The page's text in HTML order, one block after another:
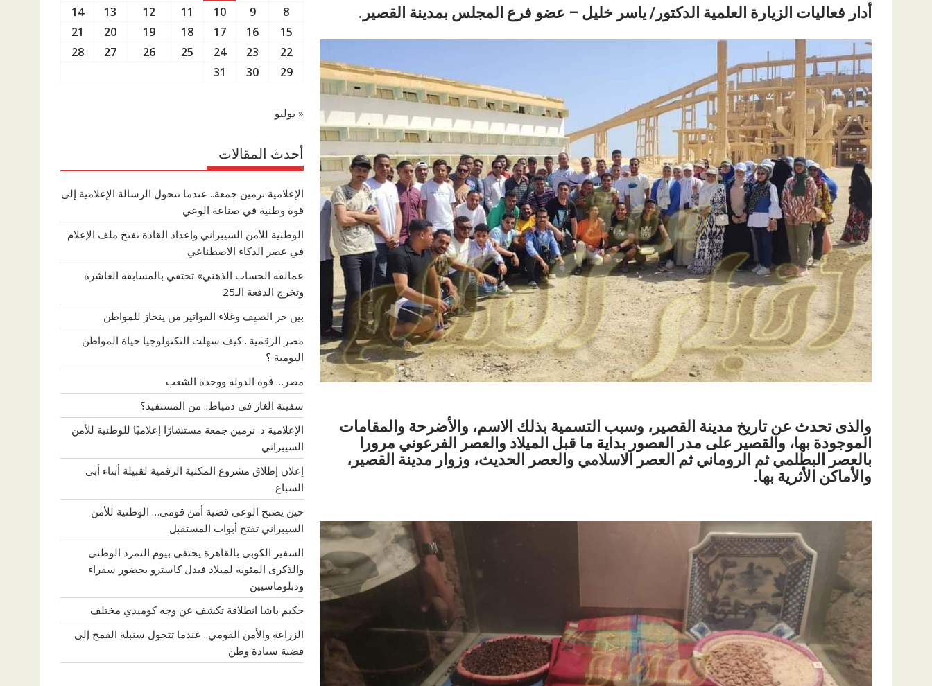
أدار فعاليات الزيارة العلمية الدكتور/ ياسر خليل – عضو فرع المجلس بمدينة القصير.
والذى تحدث عن تاريخ مدينة القصير، وسبب التسمية بذلك الاسم، والأضرحة والمقامات
الموجودة بها، والقصير على مدر العصور بداية ما قبل الميلاد والعصر الفرعوني مرورا
بالعصر البطلمي ثم الروماني ثم العصر الاسلامي والعصر الحديث، وزوار مدينة القصير،
والأماكن الأثرية بها.
8
9
10
11
12
13
14
15
16
17
18
19
20
21
22
23
24
25
26
27
28
29
30
31
« يوليو
أحدث المقالات
الإعلامية نرمين جمعة.. عندما تتحول الرسالة الإعلامية إلى
قوة وطنية في صناعة الوعي
الوطنية للأمن السيبراني وإعداد القادة تفتح ملف الإعلام
في عصر الذكاء الاصطناعي
عمالقة الحساب الذهني» تحتفي بالمسابقة العاشرة
وتخرج الدفعة الـ25
بين حر الصيف وغلاء الفواتير من ينحاز للمواطن
مصر الرقمية.. كيف سهلت التكنولوجيا حياة المواطن
اليومية ؟
مصر… قوة الدولة ووحدة الشعب
سفينة الغاز في دمياط.. من المستفيد؟
الإعلامية د. نرمين جمعة مستشارًا إعلاميًا للوطنية للأمن
السيبراني
إعلان إطلاق مشروع المكتبة الرقمية لقبيلة أبناء أبي
السباع
حين يصبح الوعي قضية أمن قومي… الوطنية للأمن
السيبراني تفتح أبواب المستقبل
السفير الكوبي بالقاهرة يحتفي بيوم التمرد الوطني
والذكرى المئوية لميلاد فيدل كاسترو بحضور سفراء
ودبلوماسيين
حكيم باشا انطلاقة تكشف عن وجه كوميدي مختلف
الزراعة والأمن القومي.. عندما تتحول سنبلة القمح إلى
قضية سيادة وطن